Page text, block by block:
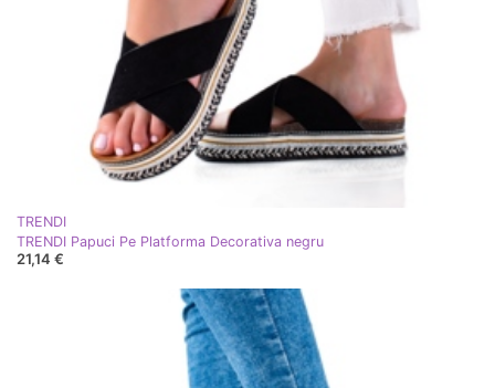
TRENDI
TRENDI Papuci Pe Platforma Decorativa negru
21,14 €